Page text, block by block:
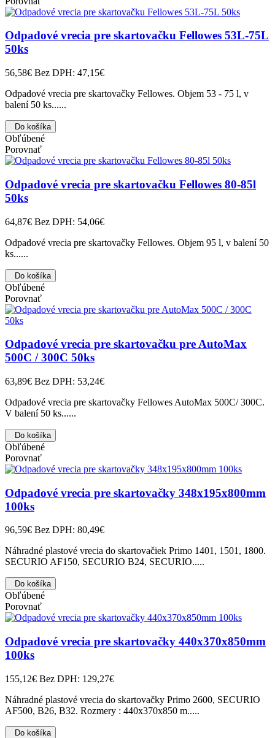
Odpadové vrecia pre skartovačku Fellowes 53L-75L
50ks
56,58€ Bez DPH: 47,15€
Odpadové vrecia pre skartovačky Fellowes. Objem 53 - 75 l, v
balení 50 ks......
Do košíka
Obľúbené
Porovnať
Odpadové vrecia pre skartovačku Fellowes 80-85l
50ks
64,87€ Bez DPH: 54,06€
Odpadové vrecia pre skartovačky Fellowes. Objem 95 l, v balení 50
ks......
Do košíka
Obľúbené
Porovnať
Odpadové vrecia pre skartovačku pre AutoMax
500C / 300C 50ks
63,89€ Bez DPH: 53,24€
Odpadové vrecia pre skartovačky Fellowes AutoMax 500C/ 300C.
V balení 50 ks......
Do košíka
Obľúbené
Porovnať
Odpadové vrecia pre skartovačky 348x195x800mm
100ks
96,59€ Bez DPH: 80,49€
Náhradné plastové vrecia do skartovačiek Primo 1401, 1501, 1800.
SECURIO AF150, SECURIO B24, SECURIO.....
Do košíka
Obľúbené
Porovnať
Odpadové vrecia pre skartovačky 440x370x850mm
100ks
155,12€ Bez DPH: 129,27€
Náhradné plastové vrecia do skartovačky Primo 2600, SECURIO
AF500, B26, B32. Rozmery : 440x370x850 m.....
Do košíka